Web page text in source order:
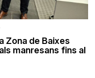
Zona de Baixes
manresans fins al